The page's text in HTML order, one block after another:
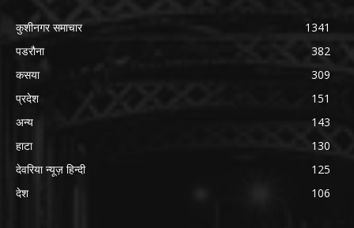
कुशीनगर समाचार
1341
पडरौना
382
कसया
309
प्रदेश
151
अन्य
143
हाटा
130
देवरिया न्यूज़ हिन्दी
125
देश
106